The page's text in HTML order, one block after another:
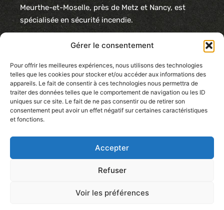
Gérer le consentement
Pour offrir les meilleures expériences, nous utilisons des technologies
telles que les cookies pour stocker et/ou accéder aux informations des
appareils. Le fait de consentir à ces technologies nous permettra de
traiter des données telles que le comportement de navigation ou les ID
uniques sur ce site. Le fait de ne pas consentir ou de retirer son
consentement peut avoir un effet négatif sur certaines caractéristiques
et fonctions.
Accepter
Refuser
Voir les préférences
Meurthe-et-Moselle, près de Metz et Nancy, est
spécialisée en sécurité incendie.
détection/alarme, désenfumage et systèmes
hydrauliques.
Nos services incluent également l’audit et la veille
réglementaire, ainsi que la signalétique et les plans
de sécurité. Notre expertise garantit des solutions
innovantes, conformes aux normes pour une